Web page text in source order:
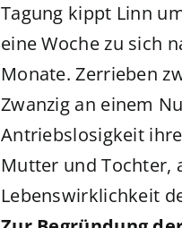
Tagung kippt Linn
eine Woche zu sich
Monate. Zerrieben
Zwanzig an einem
Antriebslosigkeit
Mutter und Tochter,
Lebenswirklichkeit